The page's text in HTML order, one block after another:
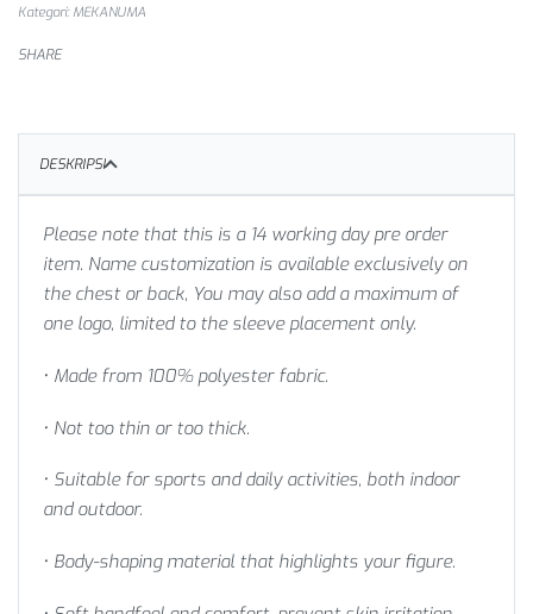
Kategori:MEKANUMA
SHARE
DESKRIPSI
Please note that this is a 14 working day pre order
item. Name customization is available exclusively on
the chest or back, You may also add a maximum of
one logo, limited to the sleeve placement only.
• Made from 100% polyester fabric.
• Not too thin or too thick.
• Suitable for sports and daily activities, both indoor
and outdoor.
• Body-shaping material that highlights your figure.